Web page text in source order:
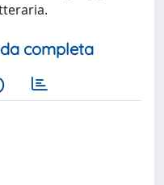
completa